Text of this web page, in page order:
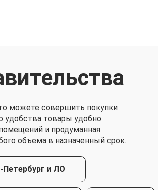
можете совершить покупки
удобства товары удобно
и продуманная
объема в назначенный срок.
Петербург и ЛО